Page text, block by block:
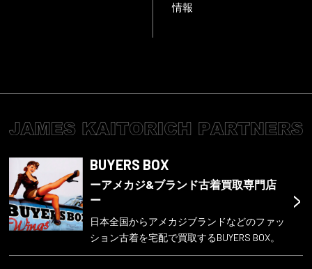
情報
>
BUYERS BOX
ーアメカジ&ブランド古着買取専門店
ー
日本全国からアメカジブランドなどのファッ
ション古着を宅配で買取するBUYERS BOX。